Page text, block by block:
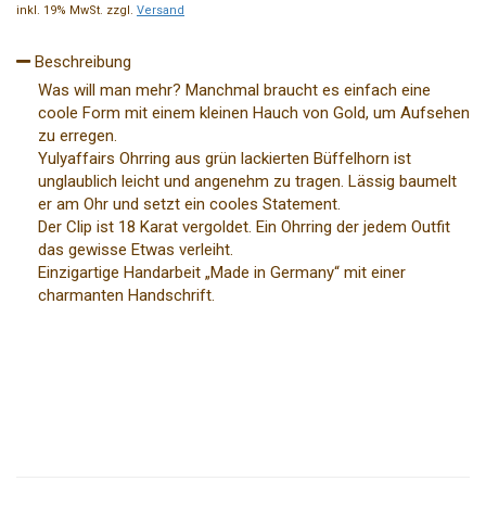
inkl. 19% MwSt. zzgl. Versand
Beschreibung
Was will man mehr? Manchmal braucht es einfach eine
coole Form mit einem kleinen Hauch von Gold, um Aufsehen
zu erregen.
Yulyaffairs Ohrring aus grün lackierten Büffelhorn ist
unglaublich leicht und angenehm zu tragen. Lässig baumelt
er am Ohr und setzt ein cooles Statement.
Der Clip ist 18 Karat vergoldet. Ein Ohrring der jedem Outfit
das gewisse Etwas verleiht.
Einzigartige Handarbeit „Made in Germany“ mit einer
charmanten Handschrift.